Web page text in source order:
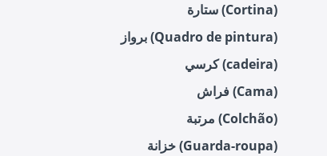
ستارة (Cortina)
برواز (Quadro de pintura)
كرسي (cadeira)
فراش (Cama)
مرتبة (Colchão)
خزانة (Guarda-roupa)